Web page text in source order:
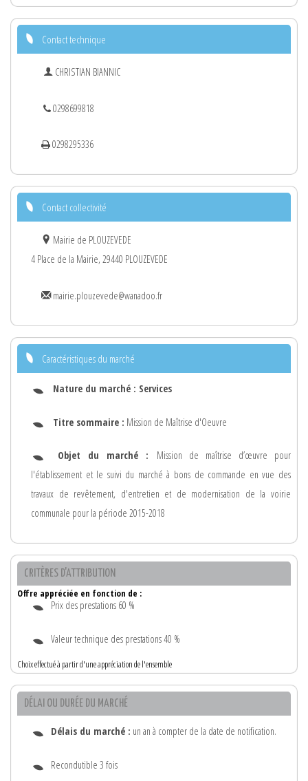
Contact technique
CHRISTIAN BIANNIC
0298699818
0298295336
Contact collectivité
Mairie de PLOUZEVEDE
4 Place de la Mairie, 29440 PLOUZEVEDE
mairie.plouzevede@wanadoo.fr
Caractéristiques du marché
Nature du marché : Services
Titre sommaire : Mission de Maîtrise d'Oeuvre
Objet du marché : Mission de maîtrise d’œuvre pour
l'établissement et le suivi du marché à bons de commande en vue des
travaux de revêtement, d'entretien et de modernisation de la voirie
communale pour la période 2015-2018
CRITÈRES D'ATTRIBUTION
Offre appréciée en fonction de :
Prix des prestations 60 %
Valeur technique des prestations 40 %
Choix effectué à partir d'une appréciation de l'ensemble
DÉLAI OU DURÉE DU MARCHÉ
Délais du marché : un an à compter de la date de notification.
Recondutible 3 fois